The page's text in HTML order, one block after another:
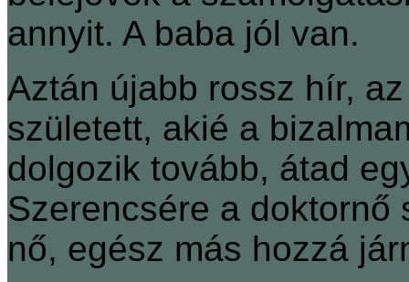
annyit. A baba jól van.
Aztán újabb rossz hír,
született, akié a
dolgozik tovább, átad
Szerencsére a doktornő
nő, egész más hozzá